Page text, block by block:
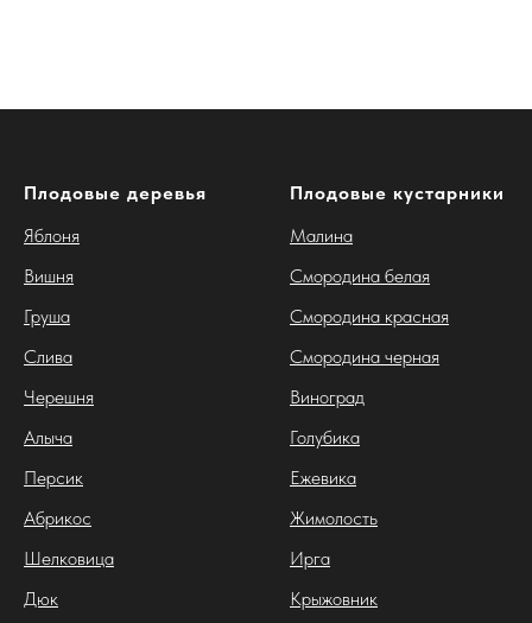
Плодовые деревья
Яблоня
Вишня
Груша
Слива
Черешня
Алыча
Персик
Абрикос
Шелковица
Дюк
Плодовые кустарники
Малина
Смородина белая
Смородина красная
Смородина черная
Виноград
Голубика
Ежевика
Жимолость
Ирга
Крыжовник